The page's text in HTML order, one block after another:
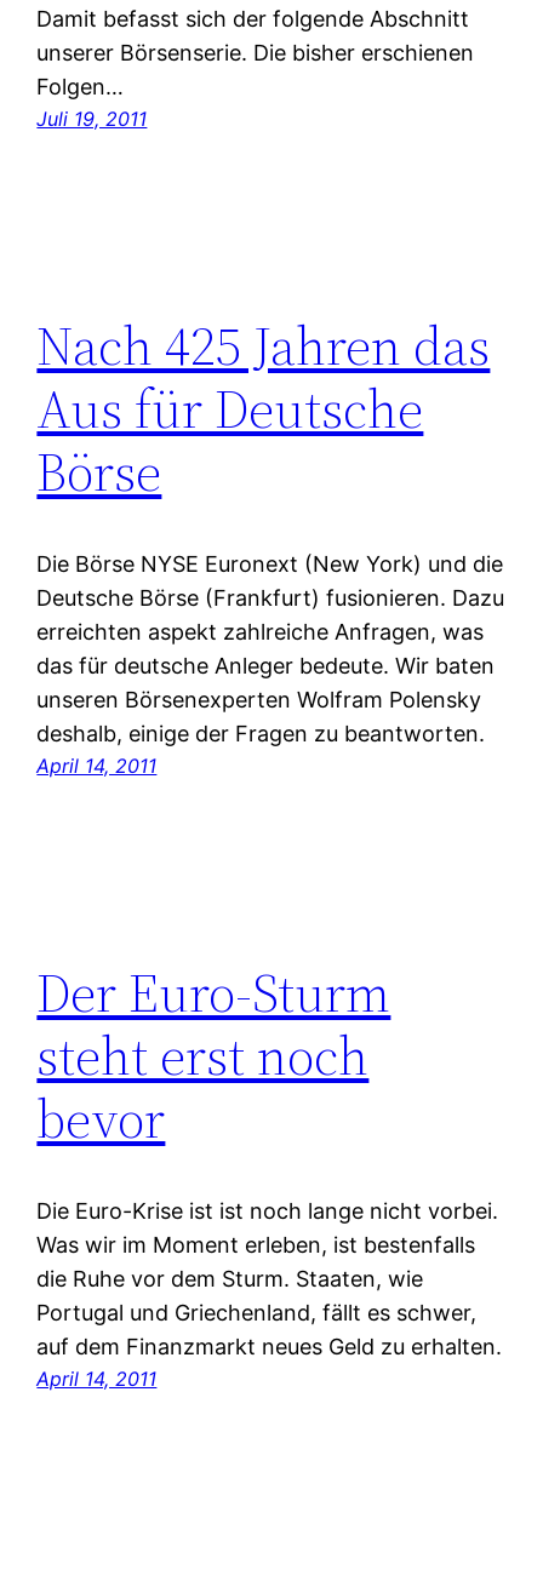
Damit befasst sich der folgende Abschnitt
unserer Börsenserie. Die bisher erschienen
Folgen…
Juli 19, 2011
Nach 425 Jahren das
Aus für Deutsche
Börse
Die Börse NYSE Euronext (New York) und die
Deutsche Börse (Frankfurt) fusionieren. Dazu
erreichten aspekt zahlreiche Anfragen, was
das für deutsche Anleger bedeute. Wir baten
unseren Börsenexperten Wolfram Polensky
deshalb, einige der Fragen zu beantworten.
April 14, 2011
Der Euro-Sturm
steht erst noch
bevor
Die Euro-Krise ist ist noch lange nicht vorbei.
Was wir im Moment erleben, ist bestenfalls
die Ruhe vor dem Sturm. Staaten, wie
Portugal und Griechenland, fällt es schwer,
auf dem Finanzmarkt neues Geld zu erhalten.
April 14, 2011